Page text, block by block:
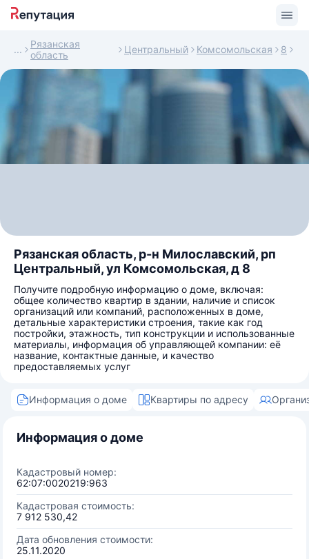
Рязанская
область
Центральный Комсомольская 8
Рязанская область, р-н Милославский, рп
Центральный, ул Комсомольская, д 8
Получите подробную информацию о доме, включая:
общее количество квартир в здании, наличие и список
организаций или компаний, расположенных в доме,
детальные характеристики строения, такие как год
постройки, этажность, тип конструкции и использованные
материалы, информация об управляющей компании: её
название, контактные данные, и качество
предоставляемых услуг
Информация о доме Квартиры по адресу
Информация о доме
Кадастровый номер:
62:07:0020219:963
Кадастровая стоимость:
7 912 530,42
Дата обновления стоимости:
25.11.2020